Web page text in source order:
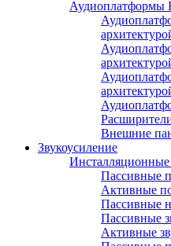
Аудиоплатформы
Внешние
Звукоусиление
Инсталляционные
Пассивные
Активные
Пассивные
Пассивные
Активные